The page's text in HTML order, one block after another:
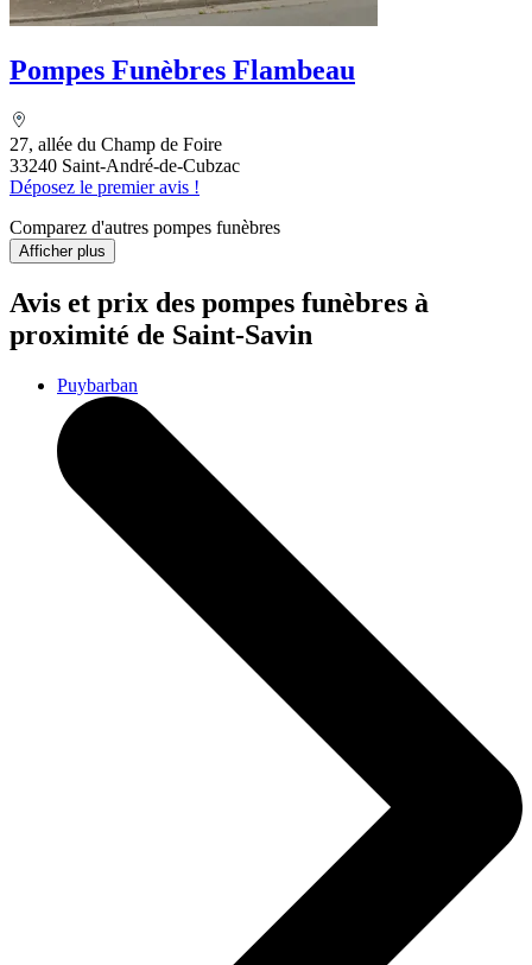
Pompes Funèbres Flambeau
27, allée du Champ de Foire
33240 Saint-André-de-Cubzac
Déposez le premier avis !
Comparez d'autres pompes funèbres
Afficher plus
Avis et prix des pompes funèbres à
proximité de Saint-Savin
Puybarban